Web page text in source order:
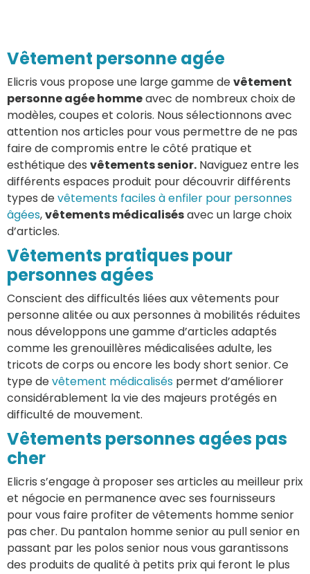
Vêtement personne agée
Elicris vous propose une large gamme devêtement
personne agée hommeavec de nombreux choix de
modèles, coupes et coloris. Nous sélectionnons avec
attention nos articles pour vous permettre de ne pas
faire de compromis entre le côté pratique et
esthétique des vêtements senior. Naviguez entre les
différents espaces produit pour découvrir différents
types devêtements faciles à enfiler pour personnes
âgées,vêtements médicalisésavec un large choix
d’articles.
Vêtements pratiques pour
personnes agées
Conscient des difficultés liées aux vêtements pour
personne alitée ou aux personnes à mobilités réduites
nous développons une gamme d’articles adaptés
comme les grenouillères médicalisées adulte, les
tricots de corps ou encore les body short senior. Ce
type devêtement médicalisés permet d’améliorer
considérablement la vie des majeurs protégés en
difficulté de mouvement.
Vêtements personnes agées pas
cher
Elicris s’engage à proposer ses articles au meilleur prix
et négocie en permanence avec ses fournisseurs
pour vous faire profiter de vêtements homme senior
pas cher. Du pantalon homme senior au pull senior en
passant par les polos senior nous vous garantissons
des produits de qualité à petits prix qui feront le plus